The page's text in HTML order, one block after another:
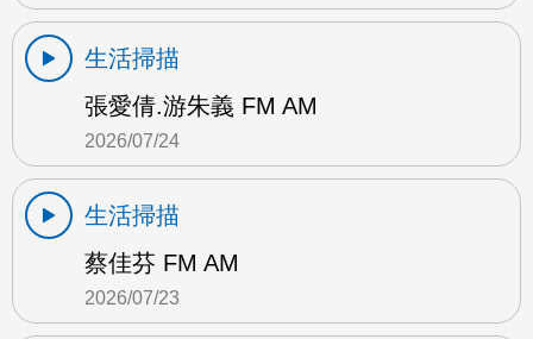
生活掃描
張愛倩.游朱義 FM AM
2026/07/24
生活掃描
蔡佳芬 FM AM
2026/07/23